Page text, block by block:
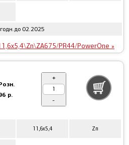
02.2025
PR44/PowerOne »
11,6x5,4 Zn
р.
+
-